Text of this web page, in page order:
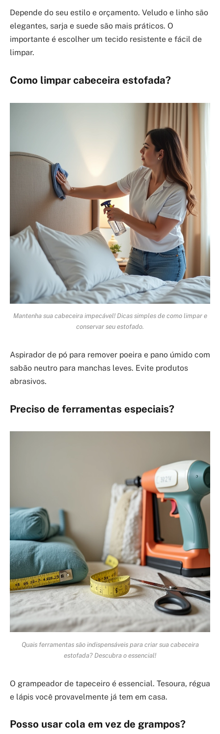
Depende do seu estilo e orçamento. Veludo e linho são
elegantes, sarja e suede são mais práticos. O
importante é escolher um tecido resistente e fácil de
limpar.
Como limpar cabeceira estofada?
Mantenha sua cabeceira impecável! Dicas simples de como limpar e
conservar seu estofado.
Aspirador de pó para remover poeira e pano úmido com
sabão neutro para manchas leves. Evite produtos
abrasivos.
Preciso de ferramentas especiais?
Quais ferramentas são indispensáveis para criar sua cabeceira
estofada? Descubra o essencial!
O grampeador de tapeceiro é essencial. Tesoura, régua
e lápis você provavelmente já tem em casa.
Posso usar cola em vez de grampos?